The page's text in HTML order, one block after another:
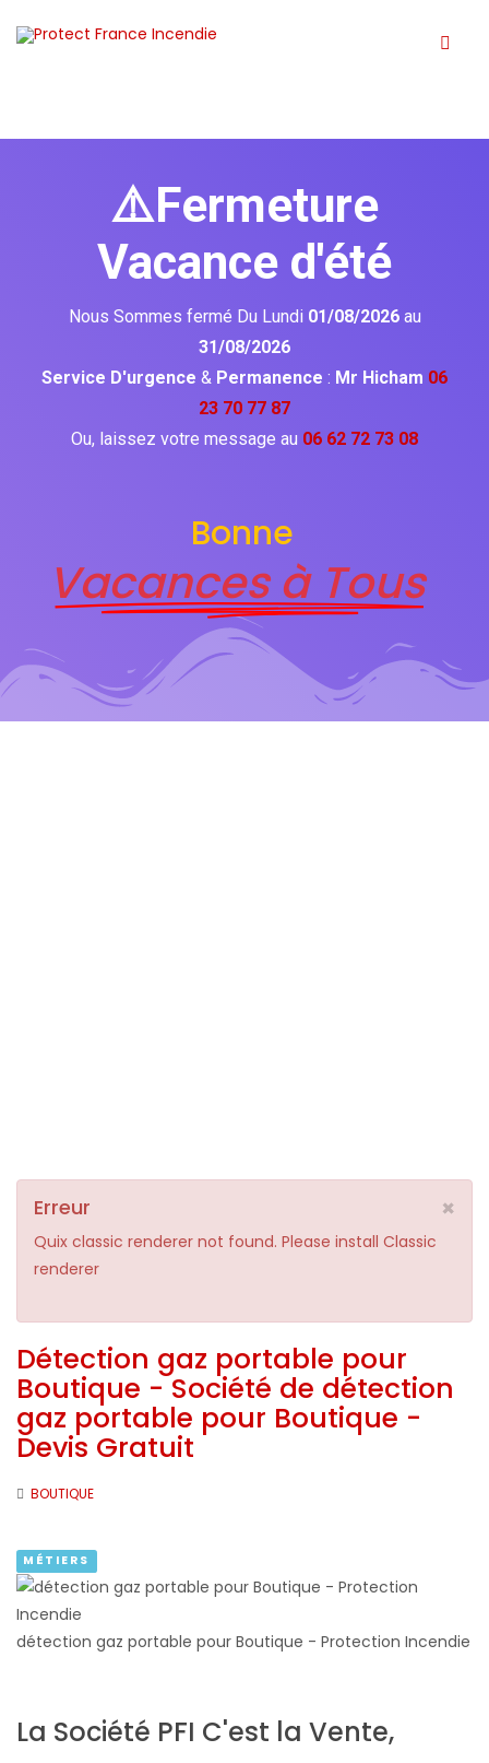
⚠️Fermeture
Vacance d'été
Nous Sommes fermé Du Lundi 01/08/2026 au
31/08/2026
Service D'urgence & Permanence : Mr Hicham 06
23 70 77 87
Ou, laissez votre message au 06 62 72 73 08
Bonne
Vacances à Tous
×
Erreur
Quix classic renderer not found. Please install Classic
renderer
Détection gaz portable pour
Boutique - Société de détection
gaz portable pour Boutique -
Devis Gratuit
BOUTIQUE
MÉTIERS
détection gaz portable pour Boutique - Protection Incendie
La Société PFI C'est la Vente,